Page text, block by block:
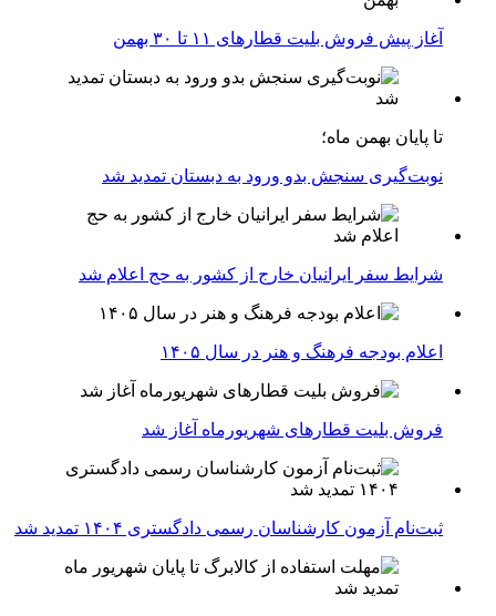
آغاز پیش فروش بلیت‌ قطارهای ۱۱ تا ۳۰ بهمن
تا پایان بهمن ماه؛
نوبت‌گیری سنجش بدو ورود به دبستان تمدید شد
شرایط سفر ایرانیان خارج از کشور به حج اعلام شد
اعلام بودجه فرهنگ و هنر در سال ۱۴۰۵
فروش بلیت قطارهای شهریورماه آغاز شد
ثبت‌نام آزمون کارشناسان رسمی دادگستری ۱۴۰۴ تمدید شد